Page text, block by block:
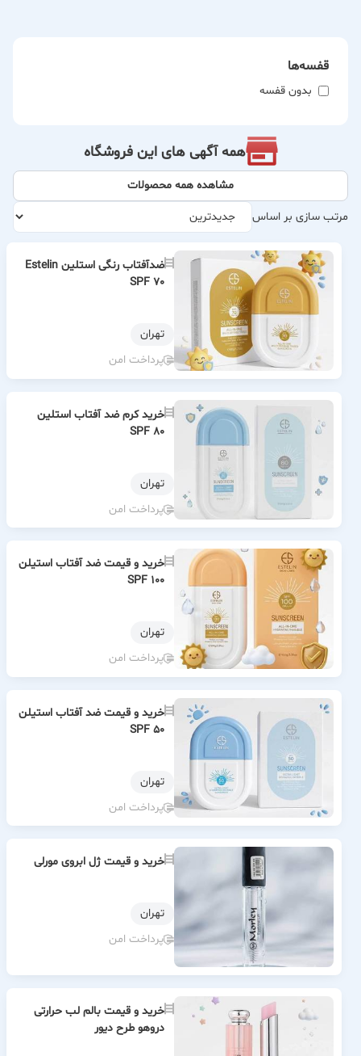
قفسه‌ها
بدون قفسه
همه آگهی های این فروشگاه
مشاهده همه محصولات
مرتب سازی بر اساس
ضدآفتاب رنگی استلین Estelin
SPF 70
تهران
پرداخت امن
خرید کرم ضد آفتاب استلین
SPF 80
تهران
پرداخت امن
خرید و قیمت ضد آفتاب استیلن
SPF 100
تهران
پرداخت امن
خرید و قیمت ضد آفتاب استیلن
SPF 50
تهران
پرداخت امن
خرید و قیمت ژل ابروی مورلی
تهران
پرداخت امن
خرید و قیمت بالم لب حرارتی
دروهو طرح دیور